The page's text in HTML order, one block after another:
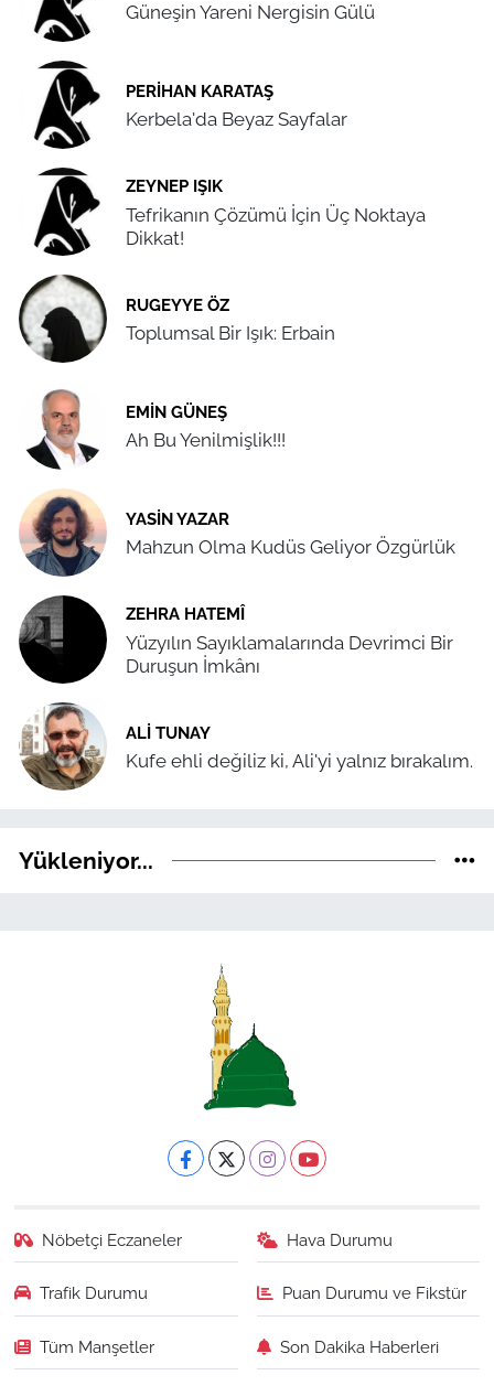
Güneşin Yareni Nergisin Gülü
PERIHAN KARATAŞ
Kerbela'da Beyaz Sayfalar
ZEYNEP IŞIK
Tefrikanın Çözümü İçin Üç Noktaya
Dikkat!
RUGEYYE ÖZ
Toplumsal Bir Işık: Erbain
EMIN GÜNEŞ
Ah Bu Yenilmişlik!!!
YASIN YAZAR
Mahzun Olma Kudüs Geliyor Özgürlük
ZEHRA HATEMÎ
Yüzyılın Sayıklamalarında Devrimci Bir
Duruşun İmkânı
ALI TUNAY
Kufe ehli değiliz ki, Ali'yi yalnız bırakalım.
Yükleniyor...
Nöbetçi Eczaneler Hava Durumu
Trafik Durumu Puan Durumu ve Fikstür
Tüm Manşetler Son Dakika Haberleri